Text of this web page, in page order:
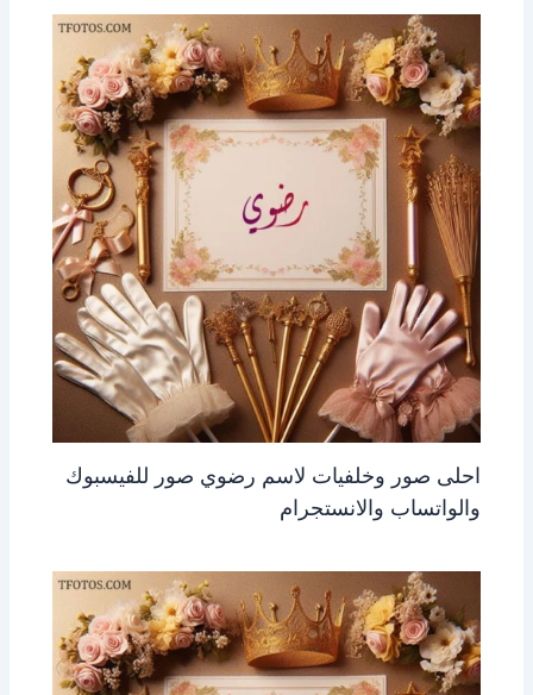
احلى صور وخلفيات لاسم رضوي صور للفيسبوك
والواتساب والانستجرام